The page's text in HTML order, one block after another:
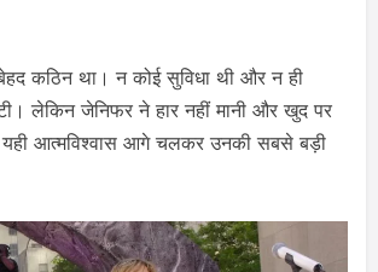
कठिन था। न कोई सुविधा थी और न ही
लेकिन जेनिफर ने हार नहीं मानी और खुद पर
यही आत्मविश्वास आगे चलकर उनकी सबसे बड़ी